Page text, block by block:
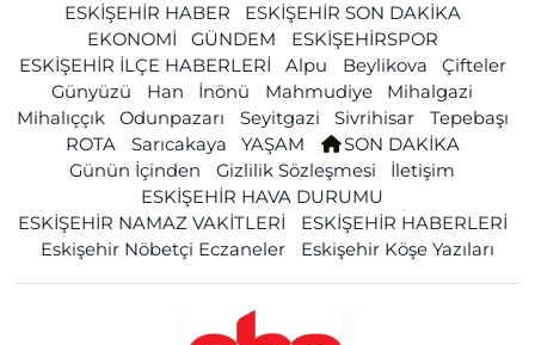
ESKİŞEHİR HABER
ESKİŞEHİR SON DAKİKA
EKONOMİ
GÜNDEM
ESKİŞEHİRSPOR
ESKİŞEHİR İLÇE HABERLERİ
Alpu Beylikova
Çifteler
Günyüzü
Han İnönü Mahmudiye
Mihalgazi
Mihalıççık
Odunpazarı Seyitgazi Sivrihisar
Tepebaşı
ROTA
Sarıcakaya YAŞAM
SON DAKİKA
Günün İçinden
Gizlilik Sözleşmesi
İletişim
ESKİŞEHİR HAVA DURUMU
ESKİŞEHİR NAMAZ VAKİTLERİ
ESKİŞEHİR HABERLERİ
Eskişehir Nöbetçi Eczaneler
Eskişehir Köşe Yazıları